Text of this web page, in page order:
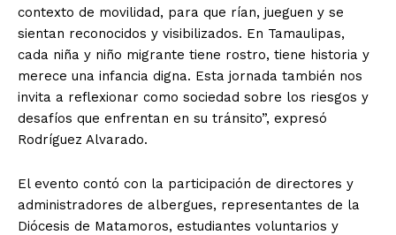
contexto de movilidad, para que rían, jueguen y se
sientan reconocidos y visibilizados. En Tamaulipas,
cada niña y niño migrante tiene rostro, tiene historia y
merece una infancia digna. Esta jornada también nos
invita a reflexionar como sociedad sobre los riesgos y
desafíos que enfrentan en su tránsito”, expresó
Rodríguez Alvarado.
El evento contó con la participación de directores y
administradores de albergues, representantes de la
Diócesis de Matamoros, estudiantes voluntarios y